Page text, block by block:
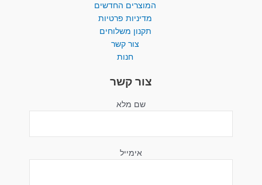
המוצרים החדשים
מדיניות פרטיות
תקנון משלוחים
צור קשר
חנות
צור קשר
שם מלא
אימייל